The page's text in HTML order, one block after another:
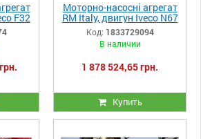
F32
Моторно-насосні агрегат
RM Italy, двигун Iveco N67
TM4, насос Sider
Meccanica F3 AP 125-175
B/3 - 254 к.с.
Код: 1833729094
В наличии
1 878 524,65 грн.
Купить